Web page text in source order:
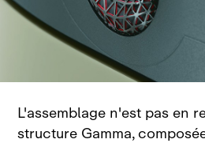
L'assemblage n'est pas en
structure Gamma,